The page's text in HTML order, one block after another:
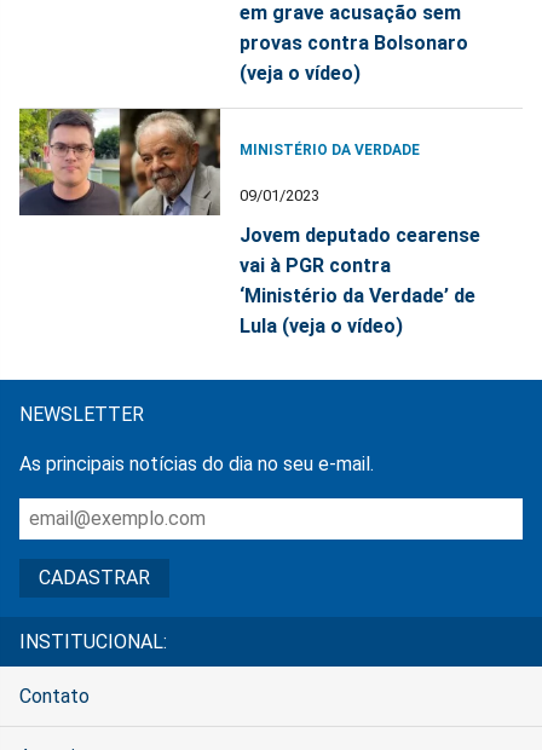
em grave acusação sem
provas contra Bolsonaro
(veja o vídeo)
MINISTÉRIO DA VERDADE
09/01/2023
Jovem deputado cearense
vai à PGR contra
‘Ministério da Verdade’ de
Lula (veja o vídeo)
NEWSLETTER
As principais notícias do dia no seu e-mail.
INSTITUCIONAL:
Contato